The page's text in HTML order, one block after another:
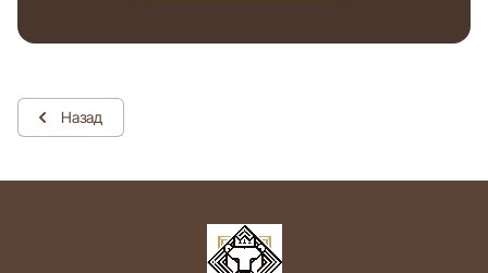
Назад